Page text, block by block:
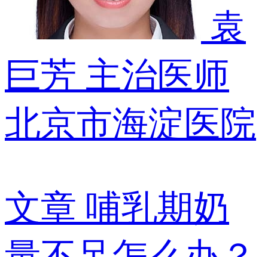
袁
巨芳 主治医师
北京市海淀医院
文章 哺乳期奶